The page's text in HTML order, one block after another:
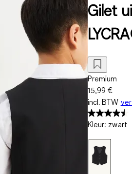
Gilet
Premium
15,99 €
incl. BTW
Kleur: zwart